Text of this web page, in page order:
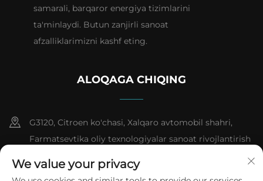
samarali, barqaror energiya tizimlarini
ta'minlaydi. Butun zanjirli sanoat
afzalliklarimizni kashf eting.
ALOQAGA CHIQING
G3120, Citroen ko'chasi, Xalqaro avtomobil shahri,
Farmatsevtika oliy texnologiyalar sanoat rivojlantirish
Shimoliy bino
We value your privacy